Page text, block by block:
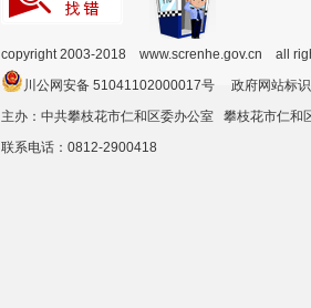
copyright 2003-2018 www.screnhe.gov.cn all
川公网安备 51041102000017号 政府网站
主办：中共攀枝花市仁和区委办公室 攀枝花市仁
联系电话：0812-2900418